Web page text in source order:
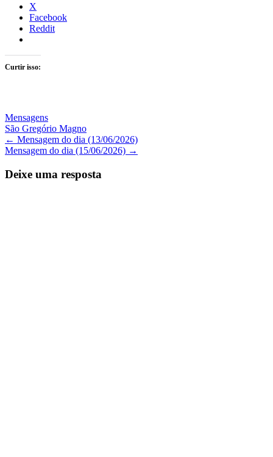
X
Facebook
Reddit
Curtir isso:
Mensagens
São Gregório Magno
Navegação
de
Posts
← Mensagem do dia (13/06/2026)
Mensagem do dia (15/06/2026) →
Deixe uma resposta